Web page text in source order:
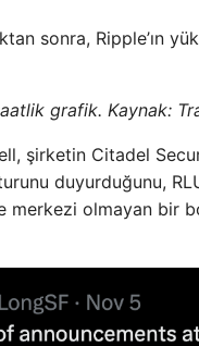
sonra, Ripple’ın
grafik. Kaynak:
şirketin Citadel
duyurduğunu,
merkezi olmayan bir